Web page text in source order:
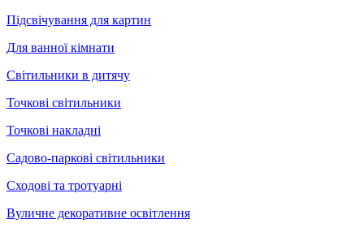
Підсвічування для картин
Для ванної кімнати
Світильники в дитячу
Точкові світильники
Точкові накладні
Садово-паркові світильники
Сходові та тротуарні
Вуличне декоративне освітлення